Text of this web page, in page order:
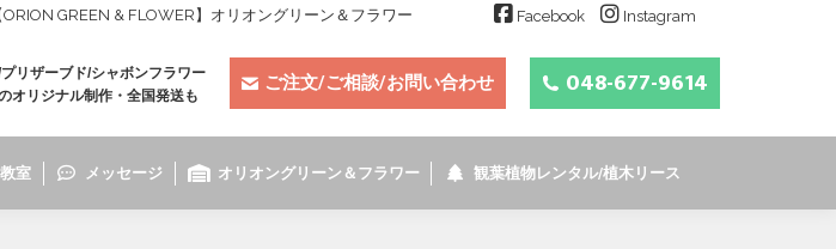
GREEN & FLOWER】オリオングリーン＆フラワー Facebook Instagram
リザーブド/シャボンフラワー
オリジナル制作・全国発送も
ご注文/ご相談/お問い合わせ 048-677-9614
室 メッセージ オリオングリーン＆フラワー 観葉植物レンタル/植木リース